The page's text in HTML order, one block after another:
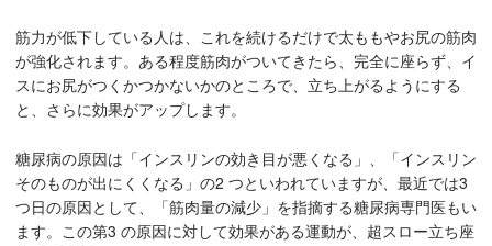
筋力が低下している人は、これを続けるだけで太ももやお尻の筋肉
が強化されます。ある程度筋肉がついてきたら、完全に座らず、イ
スにお尻がつくかつかないかのところで、立ち上がるようにする
と、さらに効果がアップします。
糖尿病の原因は「インスリンの効き目が悪くなる」、「インスリン
そのものが出にくくなる」の2 つといわれていますが、最近では3
つ日の原因として、「筋肉量の減少」を指摘する糖尿病専門医もい
ます。この第3 の原因に対して効果がある運動が、超スロー立ち座